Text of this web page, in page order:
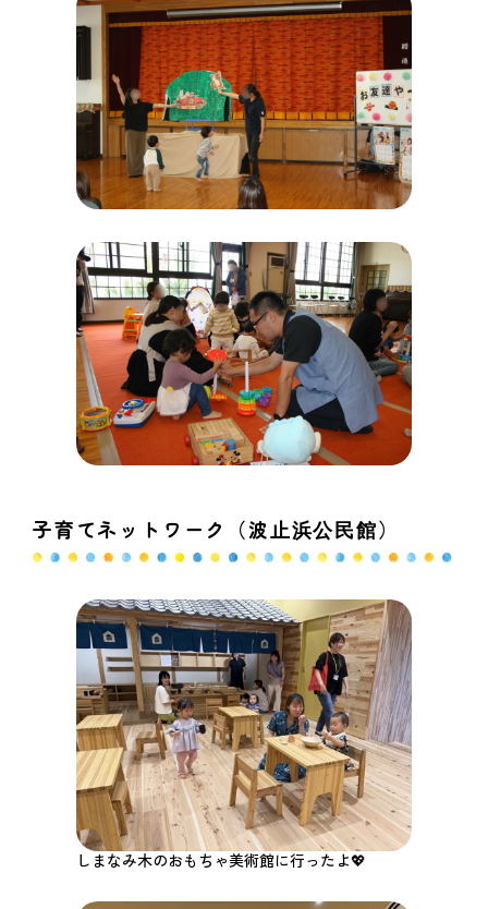
子育てネットワーク（波止浜公民館）
しまなみ木のおもちゃ美術館に行ったよ💖